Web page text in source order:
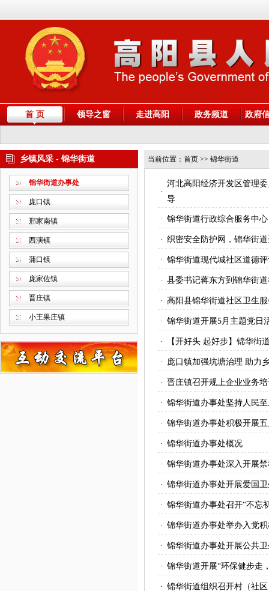
首 页 领导之窗 走进高阳 政务频道 政府
乡镇风采 - 锦华街道
锦华街道办事处
庞口镇
邢家南镇
西演镇
蒲口镇
庞家佐镇
晋庄镇
小王果庄镇
当前位置： 首页 >> 锦华街道
·
河北高阳经济开发区管理
导
· 锦华街道行政综合服务中
· 织密安全防护网，锦华街
· 锦华街道现代城社区道德
· 县委书记蒋东方到锦华街
· 高阳县锦华街道社区卫生
· 锦华街道开展5月主题党日
· 【开好头 起好步】锦华街
· 庞口镇加强坑塘治理 助力
· 晋庄镇召开规上企业业务
· 锦华街道办事处坚持人民
· 锦华街道办事处积极开展
· 锦华街道办事处概况
· 锦华街道办事处深入开展
· 锦华街道办事处开展爱国
· 锦华街道办事处召开“不忘
· 锦华街道办事处举办入党
· 锦华街道办事处开展公共
· 锦华街道开展“环保健步走
· 锦华街道组织召开村（社